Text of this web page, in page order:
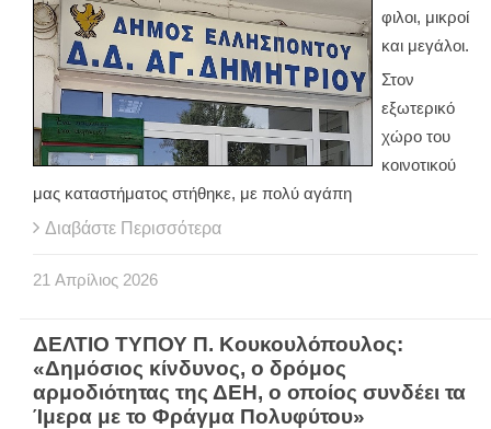
φιλοι, μικροί
και μεγάλοι.
Στον
εξωτερικό
χώρο του
κοινοτικού
μας καταστήματος στήθηκε, με πολύ αγάπη
Διαβάστε Περισσότερα
21 Απρίλιος 2026
ΔΕΛΤΙΟ ΤΥΠΟΥ Π. Κουκουλόπουλος:
«Δημόσιος κίνδυνος, ο δρόμος
αρμοδιότητας της ΔΕΗ, ο οποίος συνδέει τα
Ίμερα με το Φράγμα Πολυφύτου»